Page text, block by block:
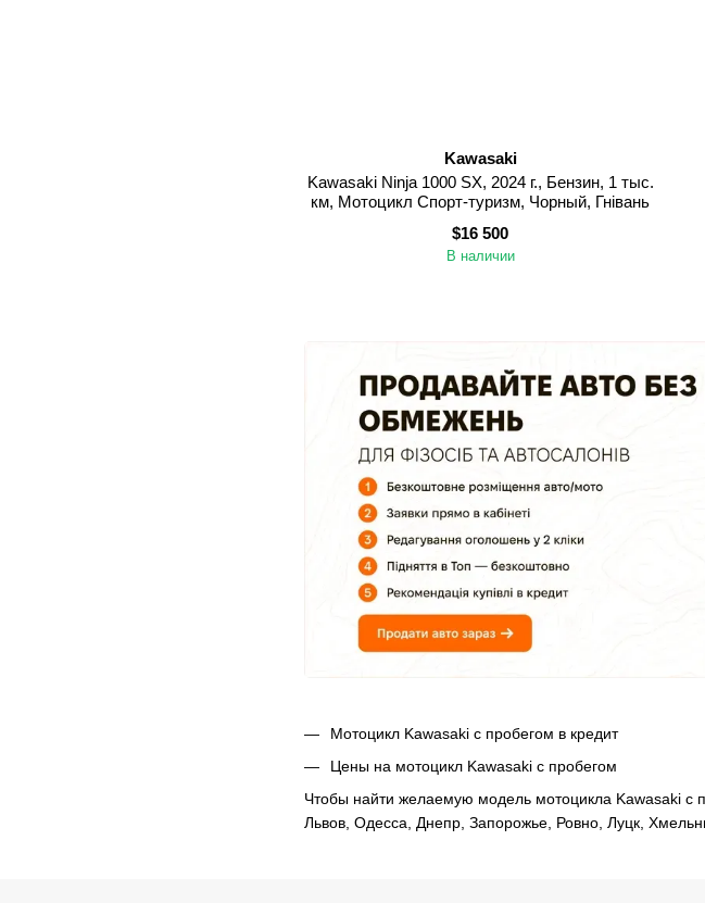
Мотоцикл Kawasaki с пробегом в кредит
Цены на мотоцикл Kawasaki с пробегом
Чтобы найти желаемую модель мотоцикла Kawasaki с
Львов, Одесса, Днепр, Запорожье, Ровно, Луцк,
Kawasaki
Kawasaki Ninja 1000 SX, 2024 г., Бензин, 1 тыс.
км, Мотоцикл Спорт-туризм, Чорный, Гнівань
$16 500
В наличии